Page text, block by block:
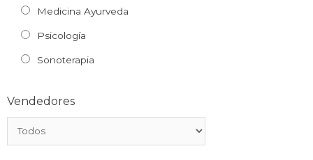
Medicina Ayurveda
Psicología
Sonoterapia
Vendedores